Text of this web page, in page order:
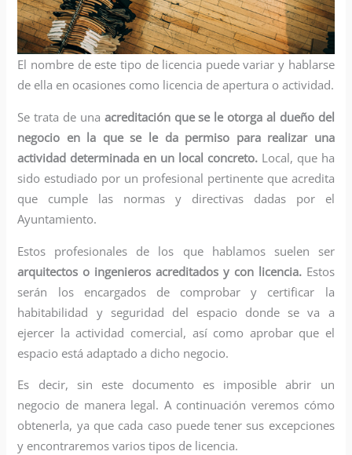
El nombre de este tipo de licencia puede variar y hablarse
de ella en ocasiones como licencia de apertura o actividad.
Se trata de una acreditación que se le otorga al dueño del
negocio en la que se le da permiso para realizar una
actividad determinada en un local concreto.Local, que ha
sido estudiado por un profesional pertinente que acredita
que cumple las normas y directivas dadas por el
Ayuntamiento.
Estos profesionales de los que hablamos suelen ser
arquitectos o ingenieros acreditados y con licencia.Estos
serán los encargados de comprobar y certificar la
habitabilidad y seguridad del espacio donde se va a
ejercer la actividad comercial, así como aprobar que el
espacio está adaptado a dicho negocio.
Es decir, sin este documento es imposible abrir un
negocio de manera legal. A continuación veremos cómo
obtenerla, ya que cada caso puede tener sus excepciones
y encontraremos varios tipos de licencia.